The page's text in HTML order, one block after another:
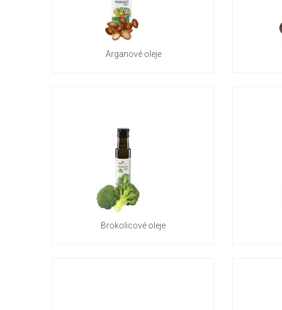
Arganové oleje
Brokolicové oleje